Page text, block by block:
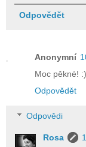
Odpovědět
Anonymní
Moc pěkné! :)
Odpovědět
Odpovědi
Rosa